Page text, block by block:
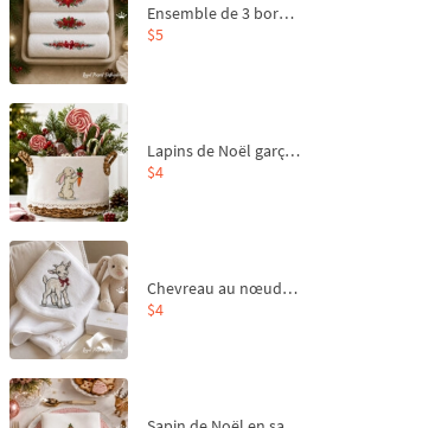
Ensemble de 3 bordures de Noël pour broderie machine
$5
Lapins de Noël garçon et fille - 4 tailles
$4
Chevreau au nœud rouge – broderie machine, 4 tailles
$4